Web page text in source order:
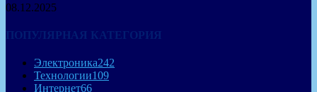
08.12.2025
ПОПУЛЯРНАЯ КАТЕГОРИЯ
Электроника242
Технологии109
Интернет66